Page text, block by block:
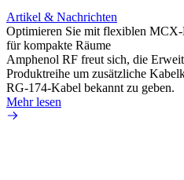
Artikel & Nachrichten
Optimieren Sie mit flexiblen
für kompakte Räume
Amphenol RF freut sich, die
Produktreihe um zusätzliche
RG-174-Kabel bekannt zu geben.
Mehr lesen